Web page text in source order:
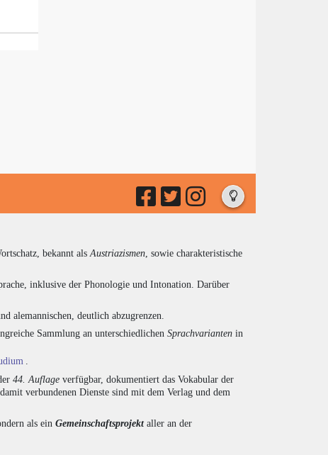
bekannt als Austriazismen , sowie charakteristische
inklusive der Phonologie und Intonation. Darüber
alemannischen, deutlich abzugrenzen.
Sammlung an unterschiedlichen Sprachvarianten in
44. Auflage verfügbar, dokumentiert das Vokabular der
verbundenen Dienste sind mit dem Verlag und dem
als ein Gemeinschaftsprojektaller an der